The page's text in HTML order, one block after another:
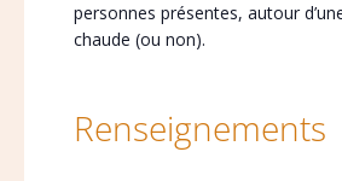
personnes présentes, autour
chaude (ou non).
Renseignements